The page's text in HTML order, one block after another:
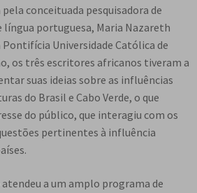
conceituada pesquisadora de
portuguesa, Maria Nazareth
Pontifícia Universidade Católica de
os três escritores africanos tiveram a
suas ideias sobre as influências
do Brasil e Cabo Verde, o que
do público, que interagiu com os
pertinentes à influência
a um amplo programa de